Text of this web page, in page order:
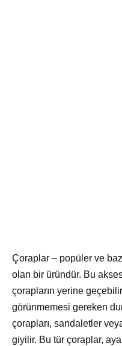
Çoraplar – popüler ve
olan bir üründür. Bu
çorapların yerine
görünmemesi gereken
çorapları, sandaletler
giyilir. Bu tür çoraplar,